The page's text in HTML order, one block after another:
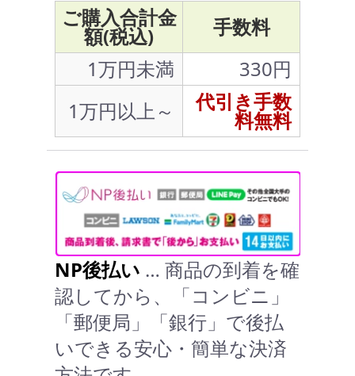
ご購入合計金
額(税込)
手数料
1万円未満
330円
1万円以上～
代引き手数
料無料
NP後払い … 商品の到着を確
認してから、「コンビニ」
「郵便局」「銀行」で後払
いできる安心・簡単な決済